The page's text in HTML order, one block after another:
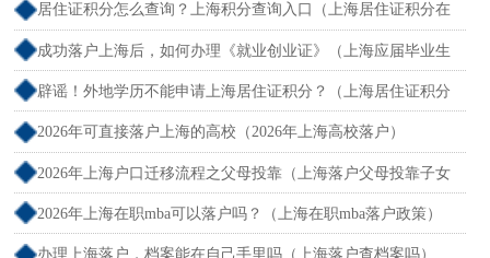
居住证积分怎么查询？上海积分查询入口（上海居住证积分在
哪查）
成功落户上海后，如何办理《就业创业证》（上海应届毕业生
创业落户）
辟谣！外地学历不能申请上海居住证积分？（上海居住证积分
外地大专可以吗）
2026年可直接落户上海的高校（2026年上海高校落户）
2026年上海户口迁移流程之父母投靠（上海落户父母投靠子女
需多长时间）
2026年上海在职mba可以落户吗？（上海在职mba落户政策）
办理上海落户，档案能在自己手里吗（上海落户查档案吗）